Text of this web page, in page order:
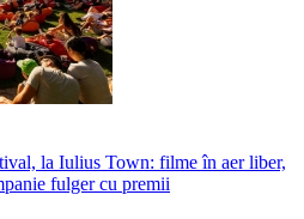
la Iulius Town: filme în aer liber,
fulger cu premii